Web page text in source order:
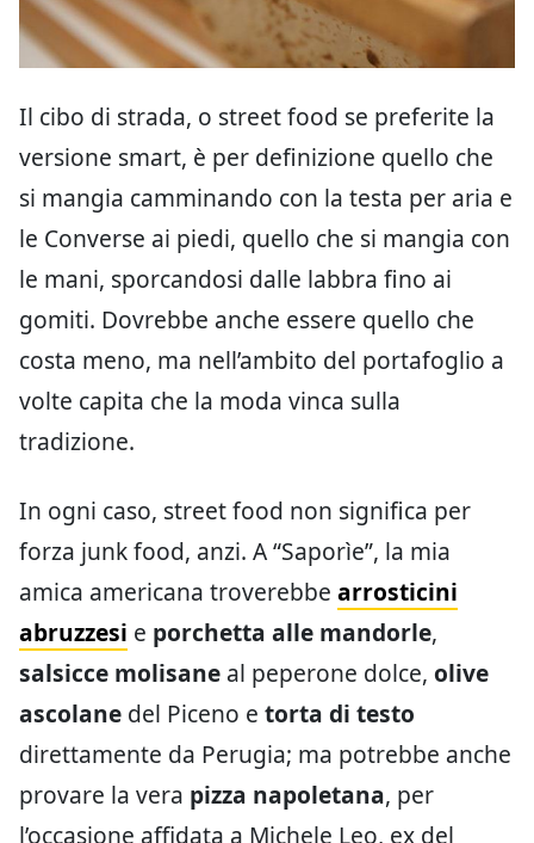
Il cibo di strada, o street food se preferite la
versione smart, è per definizione quello che
si mangia camminando con la testa per aria e
le Converse ai piedi, quello che si mangia con
le mani, sporcandosi dalle labbra fino ai
gomiti. Dovrebbe anche essere quello che
costa meno, ma nell’ambito del portafoglio a
volte capita che la moda vinca sulla
tradizione.
In ogni caso, street food non significa per
forza junk food, anzi. A “Saporìe”, la mia
amica americana troverebbe arrosticini
abruzzesi e porchetta alle mandorle,
salsicce molisane al peperone dolce, olive
ascolane del Piceno e torta di testo
direttamente da Perugia; ma potrebbe anche
provare la vera pizza napoletana, per
l’occasione affidata a Michele Leo, ex del